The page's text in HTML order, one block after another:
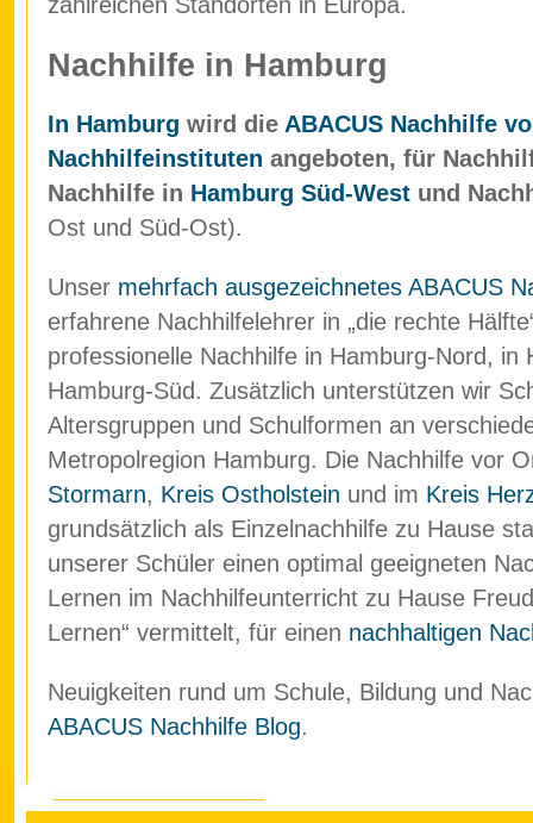
Nachhilfe in Hamburg
In Hamburg wird die ABACUS Nachhilfe
Nachhilfeinstituten angeboten, für
Nachhilfe in Hamburg Süd-West und
Ost und Süd-Ost).
Unser mehrfach ausgezeichnetes ABACUS
erfahrene Nachhilfelehrer in „die rechte
professionelle Nachhilfe in Hamburg-Nord, in
Hamburg-Süd. Zusätzlich unterstützen wir
Altersgruppen und Schulformen an
Metropolregion Hamburg. Die Nachhilfe vor
Stormarn, Kreis Ostholstein und im Kreis
grundsätzlich als Einzelnachhilfe zu Hause
unserer Schüler einen optimal geeigneten
Lernen im Nachhilfeunterricht zu Hause
Lernen“ vermittelt, für einen nachhaltigen
Neuigkeiten rund um Schule, Bildung und
ABACUS Nachhilfe Blog.